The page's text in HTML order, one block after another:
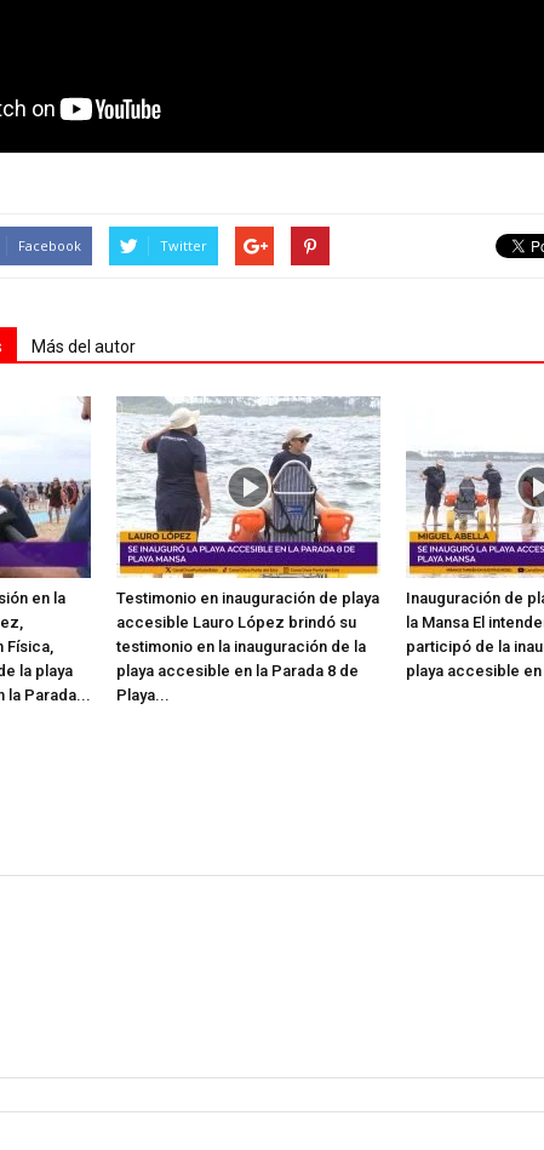
Facebook Twitter
Más del autor
en la
la playa
la Parada...
Testimonio en inauguración de playa
accesible Lauro López brindó su
testimonio en la inauguración de la
playa accesible en la Parada 8 de
Playa...
Inauguración de
la Mansa El
participó de la
playa accesible